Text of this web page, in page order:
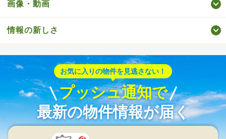
画像・動画
情報の新しさ
お気に入りの物件を見逃さない！
プッシュ通知で
最新の物件情報が届く